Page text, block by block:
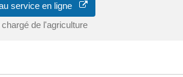
service en ligne
de l'agriculture